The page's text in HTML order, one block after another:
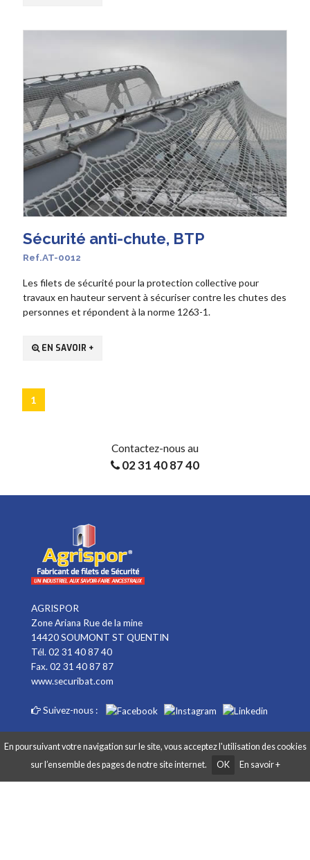
Sécurité anti-chute, BTP
Ref.AT-0012
Les filets de sécurité pour la protection collective pour
travaux en hauteur servent à sécuriser contre les chutes des
personnes et répondent à la norme 1263-1.
EN SAVOIR +
1
Contactez-nous au
02 31 40 87 40
AGRISPOR
Zone Ariana Rue de la mine
14420 SOUMONT ST QUENTIN
Tél. 02 31 40 87 40
Fax. 02 31 40 87 87
www.securibat.com
Suivez-nous :
Copyright AGRISPOR 2018 © - Tous droits réservés - Site réalisé par Graphibox
En poursuivant votre navigation sur le site, vous acceptez l'utilisation des cookies
sur l’ensemble des pages de notre site internet.
OK En savoir +